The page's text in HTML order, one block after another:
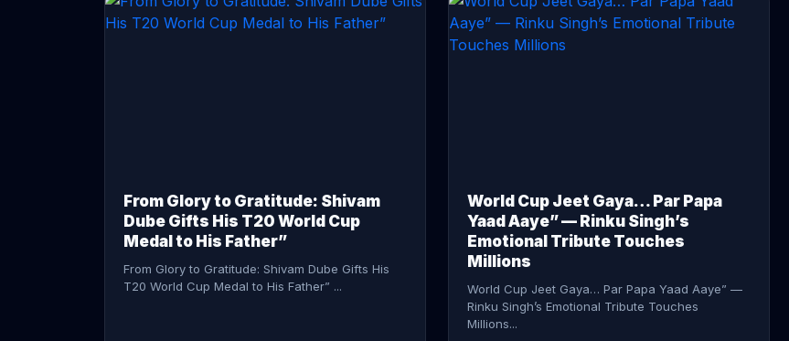
CONTINUE READING →
From Glory to Gratitude: Shivam
Dube Gifts His T20 World Cup
Medal to His Father”
From Glory to Gratitude: Shivam Dube Gifts His
T20 World Cup Medal to His Father” ...
World Cup Jeet Gaya… Par Papa
Yaad Aaye” — Rinku Singh’s
Emotional Tribute Touches
Millions
World Cup Jeet Gaya… Par Papa Yaad Aaye” —
Rinku Singh’s Emotional Tribute Touches
Millions...